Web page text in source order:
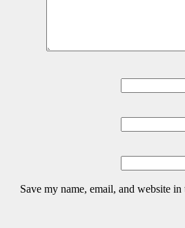
Save my name, email, and website